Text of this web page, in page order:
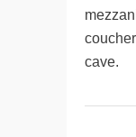
cave.